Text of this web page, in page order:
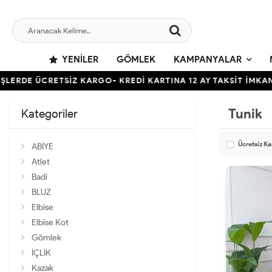
YENILER GÖMLEK KAMPANYALAR
KARGO- KREDİ KARTINA 12 AY TAKSİT İMKANI
Kategoriler
ABİYE
Atlet
Badi
BLUZ
Elbise
Elbise Kot
Gömlek
İÇLİK
Kazak
Tunik
Ücretsiz